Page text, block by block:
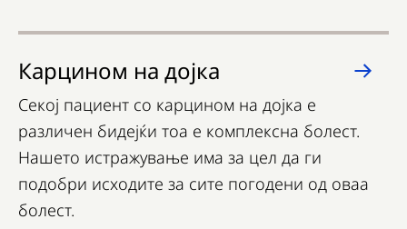
Карцином на дојка
Секој пациент со карцином на дојка е
различен бидејќи тоа е комплексна болест.
Нашето истражување има за цел да ги
подобри исходите за сите погодени од оваа
болест.